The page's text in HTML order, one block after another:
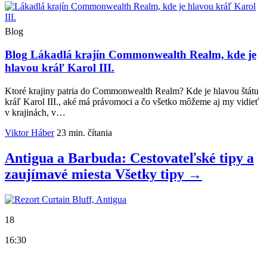
Blog
Blog Lákadlá krajín Commonwealth Realm, kde je
hlavou kráľ Karol III.
Ktoré krajiny patria do Commonwealth Realm? Kde je hlavou štátu
kráľ Karol III., aké má právomoci a čo všetko môžeme aj my vidieť
v krajinách, v…
Viktor Háber 23 min. čítania
Antigua a Barbuda: Cestovateľské tipy a
zaujímavé miesta Všetky tipy →
18
16:30